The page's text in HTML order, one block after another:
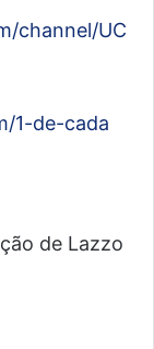
channel/UC
1-de-cada
de Lazzo